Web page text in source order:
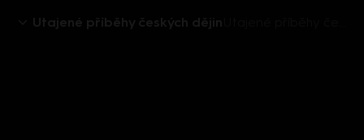
Utajené příběhy českých dějin